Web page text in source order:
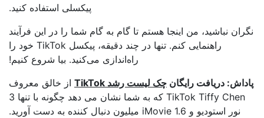
پیکسلی استفاده کنید.
نباشید، من اینجا هستم تا گام به گام شما را در این فرآیند
راهنمایی کنم. تنها در چند دقیقه، پیکسل TikTok خود را
راه‌اندازی می‌کنید. بیا شروع کنیم!
دریافت رایگانچک لیست رشد TikTok
از خالق معروف
TikTok Tiffy Chen که به شما نشان می دهد چگونه با تنها 3
نور استودیو و iMovie 1.6 میلیون دنبال کننده به دست آورید.